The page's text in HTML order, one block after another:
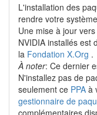
L'installation des
rendre votre
Une mise à jour
NVIDIA installés est
la Fondation X.Org .
À noter: Ce dernier
N'installez pas de
seulement ce PPA à
gestionnaire de
complémentaires